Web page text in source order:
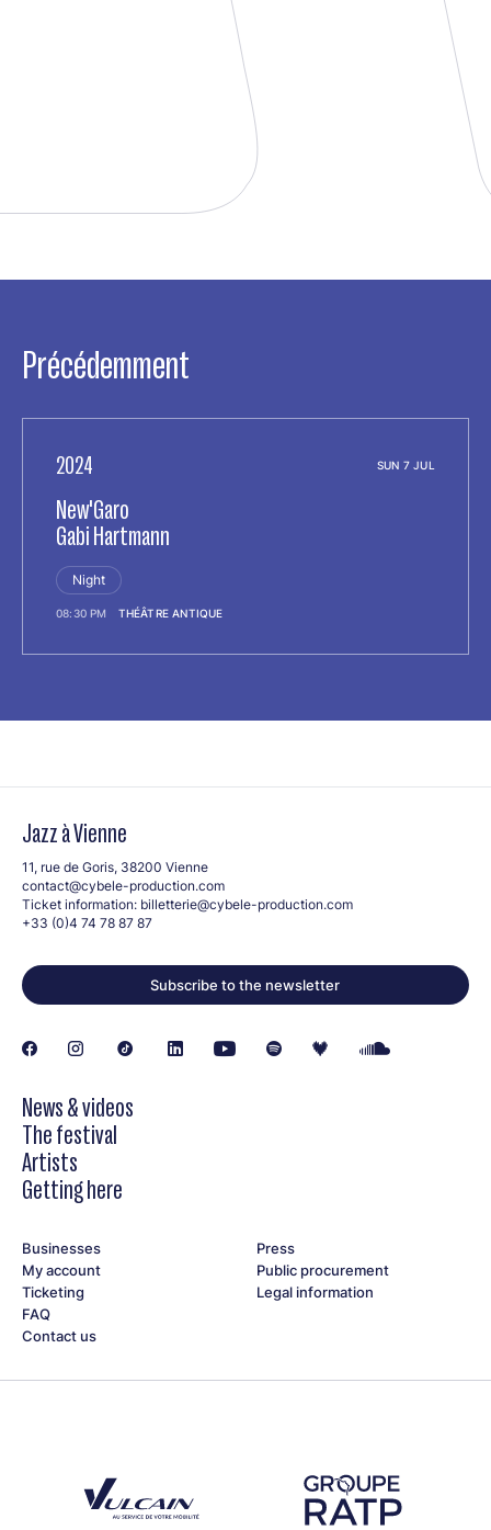
Précédemment
2024 SUN 7 JUL
New'Garo
Gabi Hartmann
Night
08:30 PM THÉÂTRE ANTIQUE
Jazz à Vienne
11, rue de Goris, 38200 Vienne
contact@cybele-production.com
Ticket information: billetterie@cybele-production.com
+33 (0)4 74 78 87 87
Subscribe to the newsletter
News & videos
The festival
Artists
Getting here
Businesses
My account
Ticketing
FAQ
Contact us
Press
Public procurement
Legal information